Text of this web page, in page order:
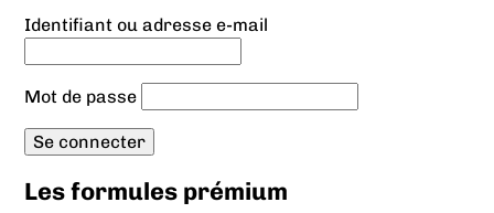
Identifiant ou adresse e-mail
Mot de passe
Les formules prémium